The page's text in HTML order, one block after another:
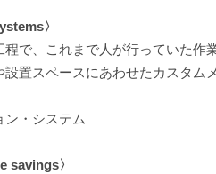
〉
で、これまで人が行っていた作
置スペースにあわせたカスタム
・システム
savings〉